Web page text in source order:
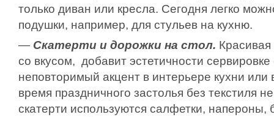
только диван или кресла. Сегодня легко
подушки, например, для стульев на кухню.
— Скатерти и дорожки на стол. Красивая
со вкусом, добавит эстетичности сервировке
неповторимый акцент в интерьере кухни или
время праздничного застолья без текстиля
скатерти используются салфетки, напероны,